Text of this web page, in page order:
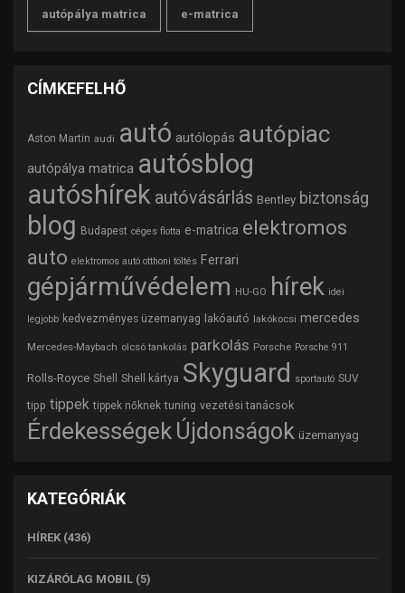
autópálya matrica e-matrica
CÍMKEFELHŐ
Aston Martin audi autó autólopás autópiac
autópálya matrica autósblog
autóshírek autóvásárlás Bentley biztonság
blog Budapest céges flotta e-matrica elektromos
auto elektromos autó otthoni töltés Ferrari
gépjárművédelem HU-GO hírek idei
legjobb kedvezményes üzemanyag lakóautó lakókocsi mercedes
Mercedes-Maybach olcsó tankolás parkolás Porsche Porsche 911
Rolls-Royce Shell Shell kártya Skyguard sportautó SUV
tipp tippek tippek nőknek tuning vezetési tanácsok
Érdekességek Újdonságok üzemanyag
KATEGÓRIÁK
HÍREK (436)
KIZÁRÓLAG MOBIL (5)